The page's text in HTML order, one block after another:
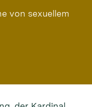
von sexuellem